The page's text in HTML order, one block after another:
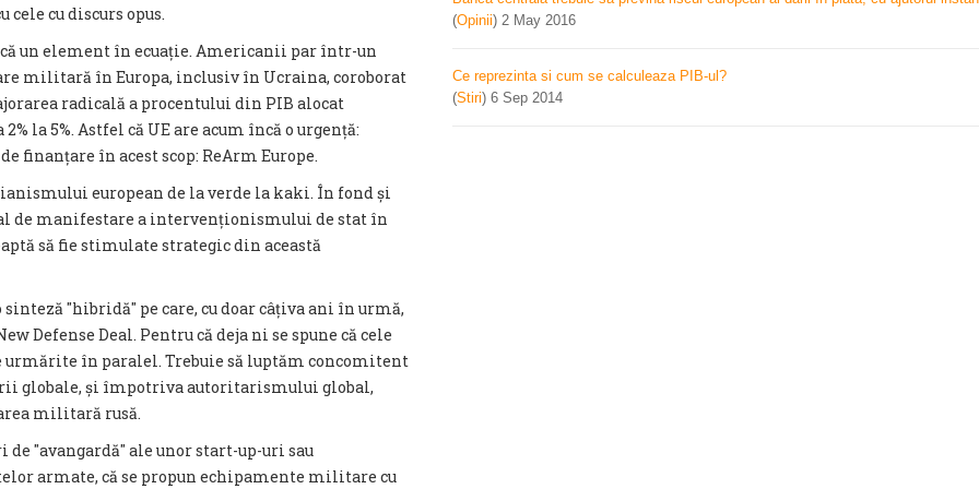
cele cu discurs opus.
un element în ecuație. Americanii par într-un
militară în Europa, inclusiv în Ucraina, coroborat
radicală a procentului din PIB alocat
la 5%. Astfel că UE are acum încă o urgență:
finanțare în acest scop: ReArm Europe.
european de la verde la kaki. În fond și
de manifestare a intervenționismului de stat în
să fie stimulate strategic din această
″hibridă″ pe care, cu doar câțiva ani în urmă,
Defense Deal. Pentru că deja ni se spune că cele
urmărite în paralel. Trebuie să luptăm concomitent
globale, și împotriva autoritarismului global,
militară rusă.
″avangardă″ ale unor start-up-uri sau
armate, că se propun echipamente militare cu
(Opinii) 2 May 2016
Ce reprezinta si cum se calculeaza PIB-ul?
(Stiri) 6 Sep 2014